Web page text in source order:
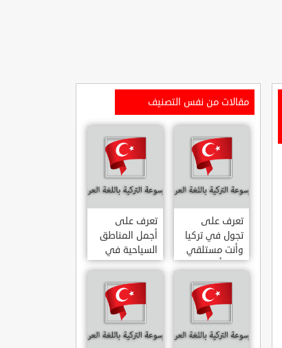
مقالات من نفس التصنيف
تعرف على
تجول في تركيا
وأنت مستلقي
على أريكتك
..السياحة
الافتراضية.
تعرف على
أجمل المناطق
السياحية في
اسطنبول
المشهورة في